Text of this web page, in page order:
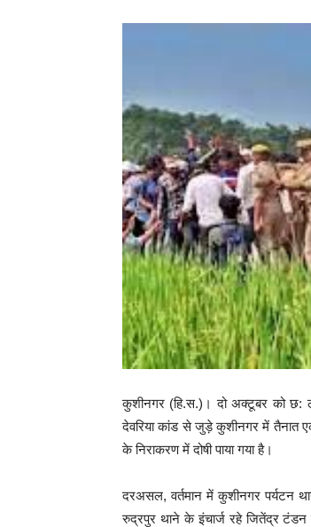
कुशीनगर (हि.स.)। दो अक्टूबर को छ:
देवरिया कांड से जुड़े कुशीनगर में तैनात
के निराकरण में दोषी पाया गया है।
दरअसल, वर्तमान में कुशीनगर पर्यटन
रुद्रपुर थाने के इंचार्ज रहे जितेंद्र